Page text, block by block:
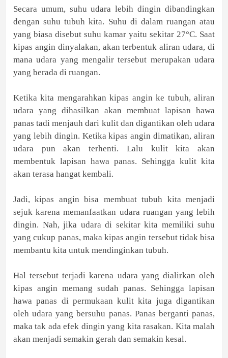
Secara umum, suhu udara lebih dingin dibandingkan
dengan suhu tubuh kita. Suhu di dalam ruangan atau
yang biasa disebut suhu kamar yaitu sekitar 27°C. Saat
kipas angin dinyalakan, akan terbentuk aliran udara, di
mana udara yang mengalir tersebut merupakan udara
yang berada di ruangan.
Ketika kita mengarahkan kipas angin ke tubuh, aliran
udara yang dihasilkan akan membuat lapisan hawa
panas tadi menjauh dari kulit dan digantikan oleh udara
yang lebih dingin. Ketika kipas angin dimatikan, aliran
udara pun akan terhenti. Lalu kulit kita akan
membentuk lapisan hawa panas. Sehingga kulit kita
akan terasa hangat kembali.
Jadi, kipas angin bisa membuat tubuh kita menjadi
sejuk karena memanfaatkan udara ruangan yang lebih
dingin. Nah, jika udara di sekitar kita memiliki suhu
yang cukup panas, maka kipas angin tersebut tidak bisa
membantu kita untuk mendinginkan tubuh.
Hal tersebut terjadi karena udara yang dialirkan oleh
kipas angin memang sudah panas. Sehingga lapisan
hawa panas di permukaan kulit kita juga digantikan
oleh udara yang bersuhu panas. Panas berganti panas,
maka tak ada efek dingin yang kita rasakan. Kita malah
akan menjadi semakin gerah dan semakin kesal.